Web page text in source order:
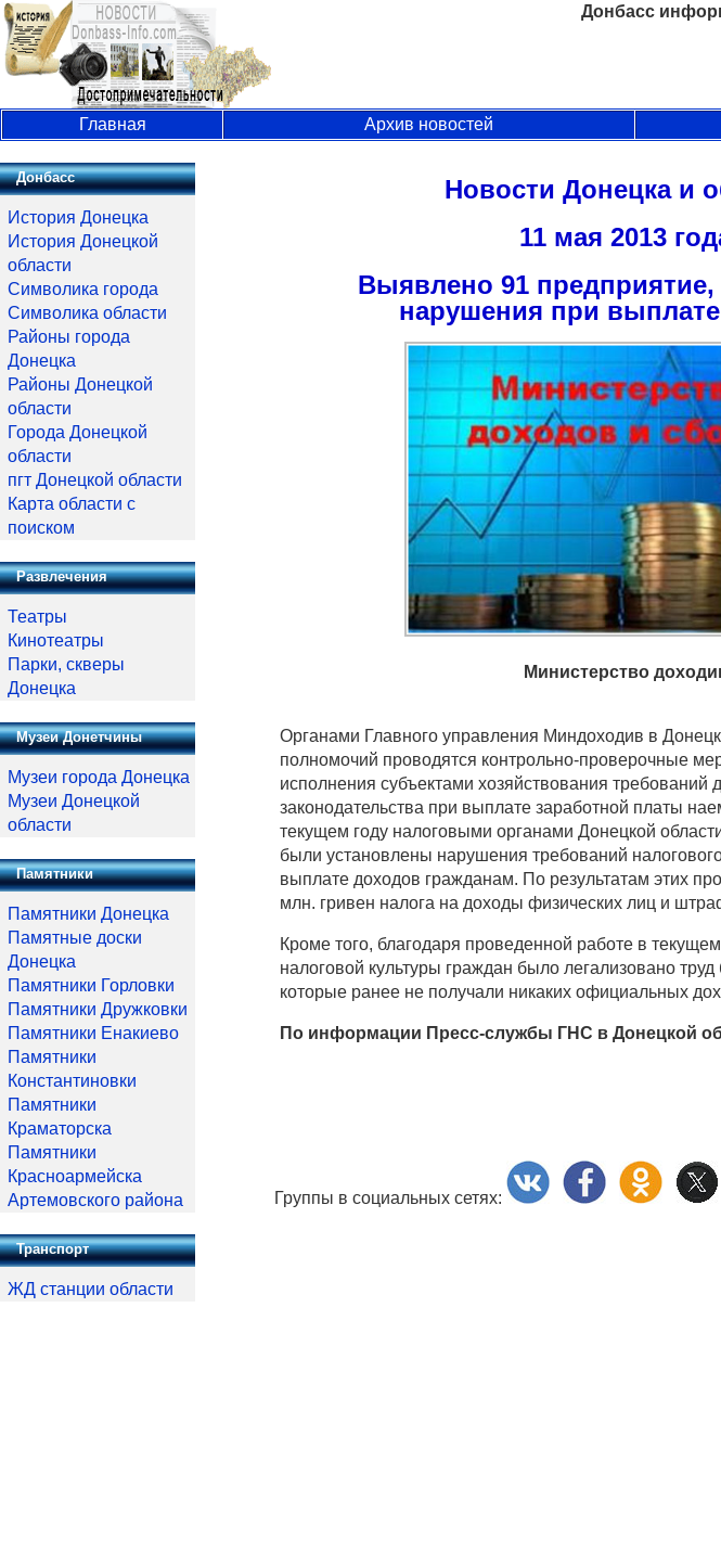
Донбасс
Главная Архив новостей
Новости Донецка и
11 мая 2013
Выявлено 91
нарушения при
Министерство
Органами Главного управления Миндоходив в
полномочий проводятся контрольно-проверочные
исполнения субъектами хозяйствования требований
законодательства при выплате заработной платы
текущем году налоговыми органами Донецкой
были установлены нарушения требований
выплате доходов гражданам. По результатам этих
млн. гривен налога на доходы физических лиц и
Кроме того, благодаря проведенной работе в
налоговой культуры граждан было легализовано
которые ранее не получали никаких официальных
По информации Пресс-службы ГНС в Донецкой
Группы в социальных сетях:
Донбасс
История Донецка
История Донецкой
области
Символика города
Символика области
Районы города
Донецка
Районы Донецкой
области
Города Донецкой
области
пгт Донецкой области
Карта области с
поиском
Развлечения
Театры
Кинотеатры
Парки, скверы
Донецка
Музеи Донетчины
Музеи города Донецка
Музеи Донецкой
области
Памятники
Памятники Донецка
Памятные доски
Донецка
Памятники Горловки
Памятники Дружковки
Памятники Енакиево
Памятники
Константиновки
Памятники
Краматорска
Памятники
Красноармейска
Артемовского района
Транспорт
ЖД станции области